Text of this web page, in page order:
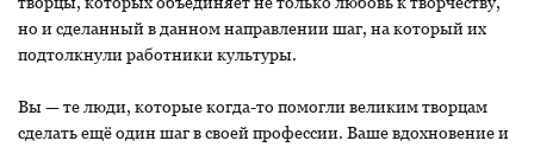
но и сделанный в данном направлении шаг, на который их
подтолкнули работники культуры.
Вы — те люди, которые когда-то помогли великим творцам
сделать ещё один шаг в своей профессии. Ваше вдохновение и